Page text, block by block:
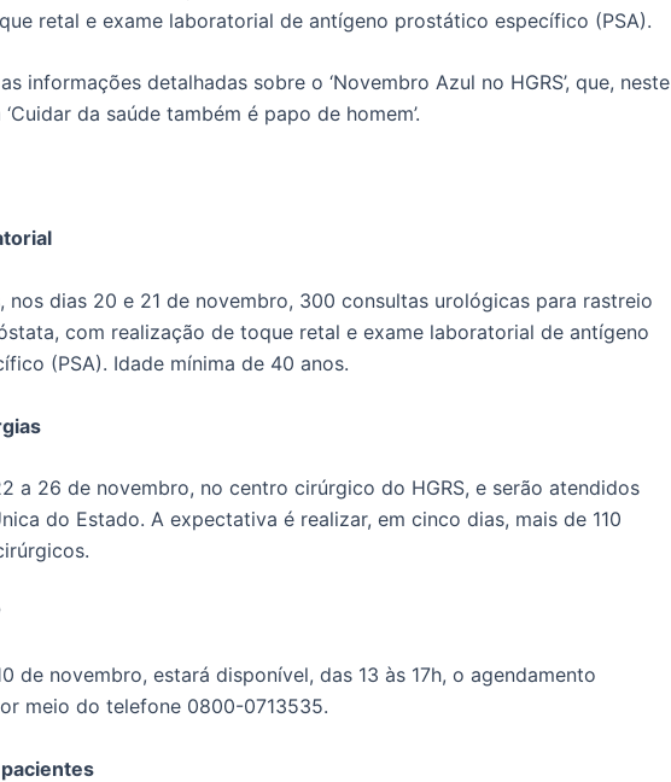
retal e exame laboratorial de antígeno prostático específico (PSA).
informações detalhadas sobre o ‘Novembro Azul no HGRS’, que, neste
da saúde também é papo de homem’.
nos dias 20 e 21 de novembro, 300 consultas urológicas para rastreio
com realização de toque retal e exame laboratorial de antígeno
(PSA). Idade mínima de 40 anos.
a 26 de novembro, no centro cirúrgico do HGRS, e serão atendidos
do Estado. A expectativa é realizar, em cinco dias, mais de 110
de novembro, estará disponível, das 13 às 17h, o agendamento
meio do telefone 0800-0713535.